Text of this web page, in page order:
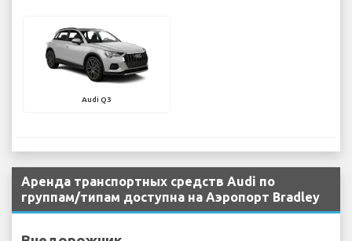
Audi Q3
Аренда транспортных средств Audi по
группам/типам доступна на Аэропорт Bradley